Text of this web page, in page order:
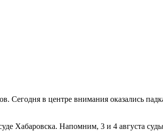
Сегодня в центре внимания оказались
Хабаровска. Напомним, 3 и 4 августа